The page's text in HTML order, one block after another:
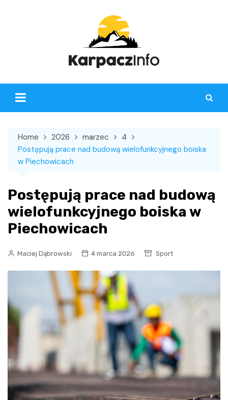
Home 2026 marzec
4
Postępują prace nad budową wielofunkcyjnego boiska
w Piechowicach
Postępują prace nad budową
wielofunkcyjnego boiska w
Piechowicach
Maciej Dąbrowski 4 marca 2026 Sport